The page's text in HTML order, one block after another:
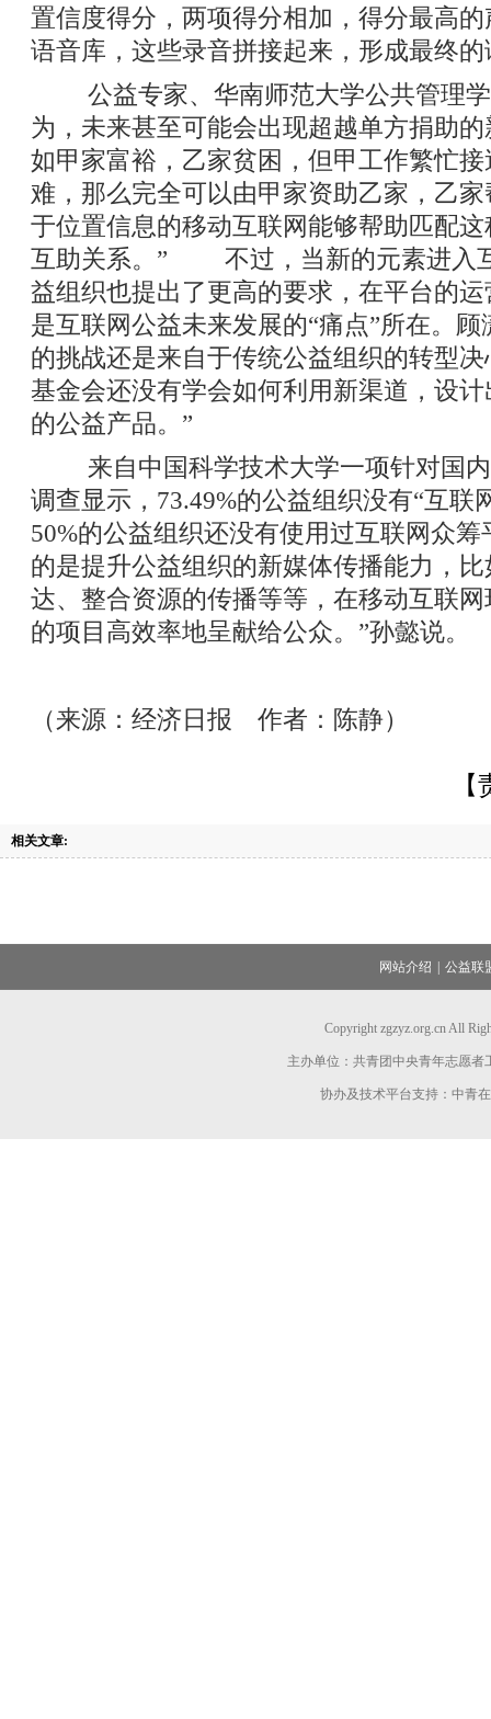
置信度得分，两项得分相加，得分最高
语音库，这些录音拼接起来，形成最终的
公益专家、华南师范大学公共管理学
为，未来甚至可能会出现超越单方捐助
如甲家富裕，乙家贫困，但甲工作繁忙
难，那么完全可以由甲家资助乙家，乙
于位置信息的移动互联网能够帮助匹配
互助关系。” 不过，当新的元素进入
益组织也提出了更高的要求，在平台的
是互联网公益未来发展的“痛点”所在。顾
的挑战还是来自于传统公益组织的转型
基金会还没有学会如何利用新渠道，设
的公益产品。”
来自中国科学技术大学一项针对国内
调查显示，73.49%的公益组织没有“互联
50%的公益组织还没有使用过互联网众筹
的是提升公益组织的新媒体传播能力，
达、整合资源的传播等等，在移动互联
的项目高效率地呈献给公众。”孙懿说。
（来源：经济日报 作者：陈静）
相关文章:
网站介绍 公益联
Copyright zgzyz.org.cn All
主办单位：共青团中央青年志愿
协办及技术平台支持：中青